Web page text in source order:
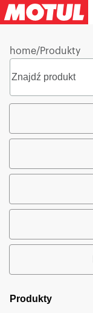
home/Produkty
Produkty